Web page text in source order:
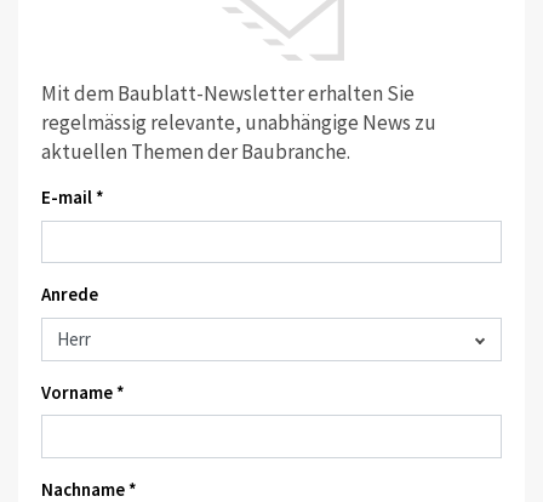
Mit dem Baublatt-Newsletter erhalten Sie
regelmässig relevante, unabhängige News zu
aktuellen Themen der Baubranche.
E-mail *
Anrede
Vorname *
Nachname *